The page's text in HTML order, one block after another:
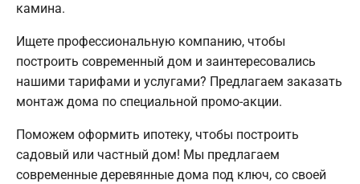
камина.
Ищете профессиональную компанию, чтобы
построить современный дом и заинтересовались
нашими тарифами и услугами? Предлагаем заказать
монтаж дома по специальной промо-акции.
Поможем оформить ипотеку, чтобы построить
садовый или частный дом! Мы предлагаем
современные деревянные дома под ключ, со своей